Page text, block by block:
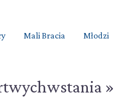
Mali Bracia Młodzi
»